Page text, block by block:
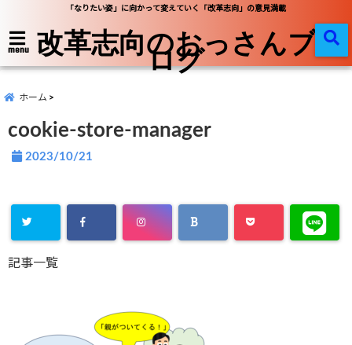
「なりたい姿」に向かって変えていく「改革志向」の意見満載
menu 改革志向のおっさんブ
ログ
ホーム
cookie-store-manager
2023/10/21
記事一覧